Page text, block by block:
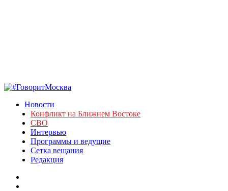
Новости
Конфликт на Ближнем Востоке
СВО
Интервью
Программы и ведущие
Сетка вещания
Редакция